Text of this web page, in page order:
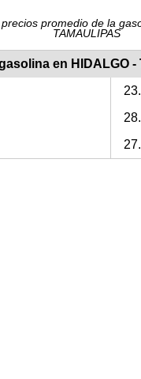
promedio de la
TAMAULIPAS
en HIDALGO